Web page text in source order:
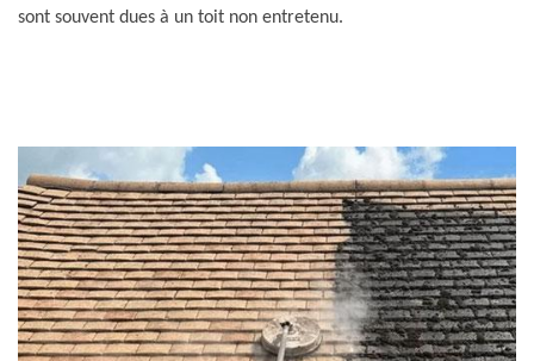
sont souvent dues à un toit non entretenu.